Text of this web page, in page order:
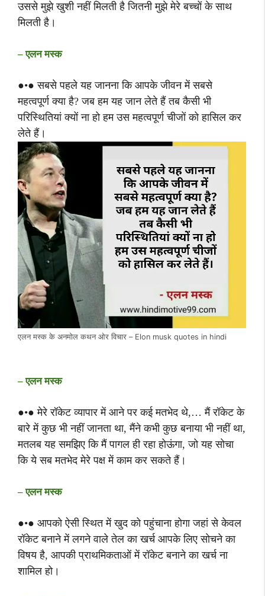
उससे मुझे खुशी नहीं मिलती है जितनी मुझे मेरे बच्चों के साथ
मिलती है।
– एलन मस्क
●•● सबसे पहले यह जानना कि आपके जीवन में सबसे
महत्वपूर्ण क्या है? जब हम यह जान लेते हैं तब कैसी भी
परिस्थितियां क्यों ना हो हम उस महत्वपूर्ण चीजों को हासिल कर
लेते हैं।
एलन मस्क के अनमोल कथन ओर विचार – Elon musk quotes in hindi
– एलन मस्क
●•● मेरे रॉकेट व्यापार में आने पर कई मतभेद थे,… मैं रॉकेट के
बारे में कुछ भी नहीं जानता था, मैंने कभी कुछ बनाया भी नहीं था,
मतलब यह समझिए कि मैं पागल ही रहा होऊंगा, जो यह सोचा
कि ये सब मतभेद मेरे पक्ष में काम कर सकते हैं।
– एलन मस्क
●•● आपको ऐसी स्थित में खुद को पहुंचाना होगा जहां से केवल
रॉकेट बनाने में लगने वाले तेल का खर्च आपके लिए सोचने का
विषय है, आपकी प्राथमिकताओं में रॉकेट बनाने का खर्च ना
शामिल हो।